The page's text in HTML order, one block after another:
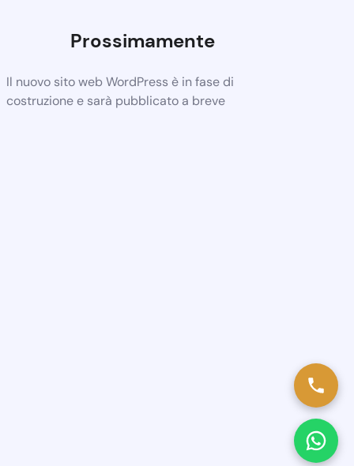
Prossimamente
Il nuovo sito web WordPress è in fase di
costruzione e sarà pubblicato a breve